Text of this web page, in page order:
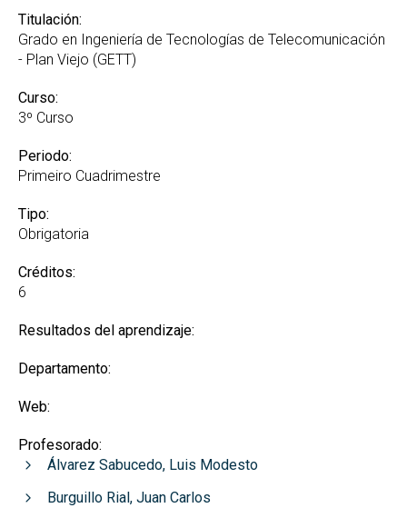
Titulación:
Grado en Ingeniería de Tecnologías de Telecomunicación
- Plan Viejo (GETT)
Curso:
3º Curso
Periodo:
Primeiro Cuadrimestre
Tipo:
Obrigatoria
Créditos:
6
Resultados del aprendizaje:
Departamento:
Web:
Profesorado:
Álvarez Sabucedo, Luis Modesto
Burguillo Rial, Juan Carlos